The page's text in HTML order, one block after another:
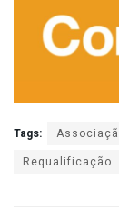
Tags:
Requalificação